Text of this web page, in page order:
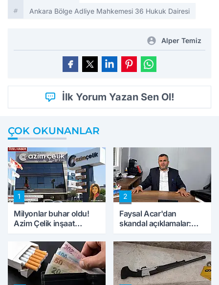
Ankara Bölge Adliye Mahkemesi 36 Hukuk Dairesi
Alper Temiz
İlk Yorum Yazan Sen Ol!
ÇOK OKUNANLAR
1
Milyonlar buhar oldu!
Azim Çelik inşaat
konuştu
2
Faysal Acar'dan
skandal açıklamalar:
peynircilerimizi de
kıskaca aldı, müdahale
ettik'